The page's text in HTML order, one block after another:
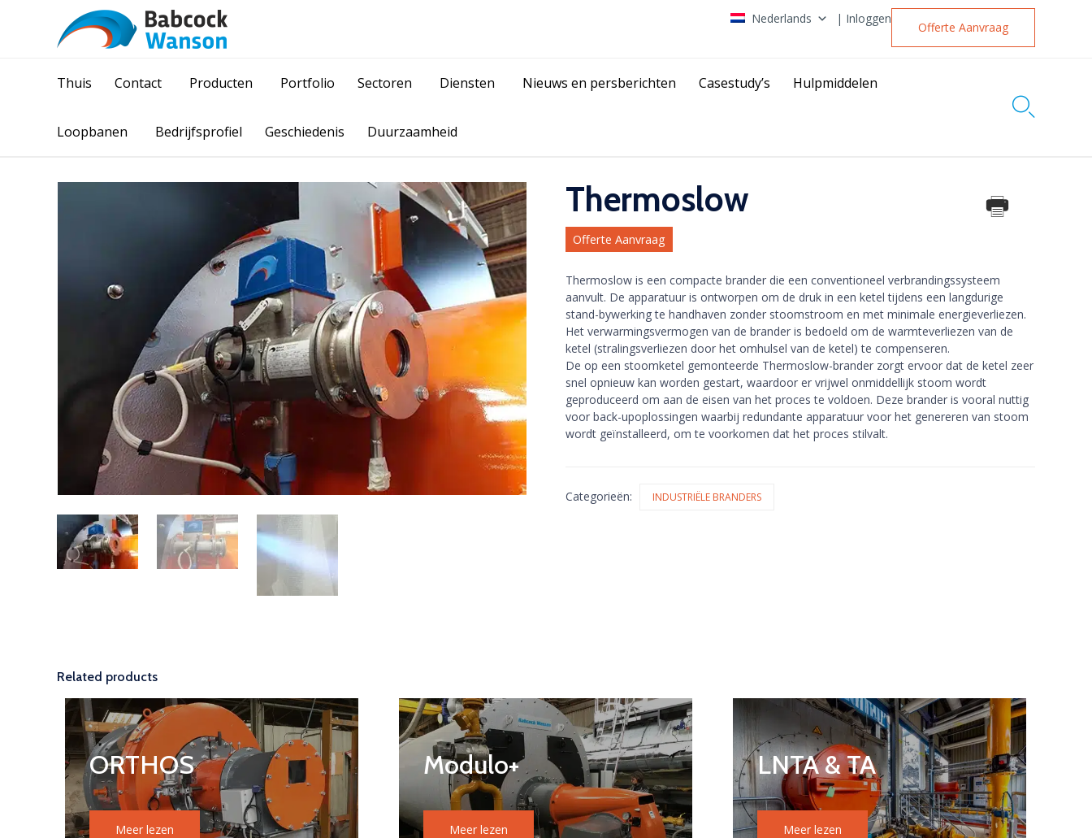
Nederlands | Inloggen
Offerte Aanvraag
to
Thuis Contact Producten Portfolio Sectoren Diensten Nieuws en persberichten Casestudy’s Hulpmiddelen
Loopbanen Bedrijfsprofiel Geschiedenis Duurzaamheid

Thermoslow
Offerte Aanvraag
Thermoslow is een compacte brander die een conventioneel verbrandingssysteem
aanvult. De apparatuur is ontworpen om de druk in een ketel tijdens een langdurige
stand-bywerking te handhaven zonder stoomstroom en met minimale energieverliezen.
Het verwarmingsvermogen van de brander is bedoeld om de warmteverliezen van de
ketel (stralingsverliezen door het omhulsel van de ketel) te compenseren.
De op een stoomketel gemonteerde Thermoslow-brander zorgt ervoor dat de ketel zeer
snel opnieuw kan worden gestart, waardoor er vrijwel onmiddellijk stoom wordt
geproduceerd om aan de eisen van het proces te voldoen. Deze brander is vooral nuttig
voor back-upoplossingen waarbij redundante apparatuur voor het genereren van stoom
wordt geïnstalleerd, om te voorkomen dat het proces stilvalt.
Categorieën: INDUSTRIËLE BRANDERS
Related products
Meer lezen
ORTHOS
Meer lezen
Modulo+
Meer lezen
LNTA & TA